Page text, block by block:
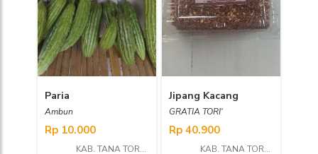
Paria
Ambun
Rp 10.000
KAB. TANA TORAJA
Jipang Kacang
GRATIA TORI'
Rp 40.900
KAB. TANA TORAJA